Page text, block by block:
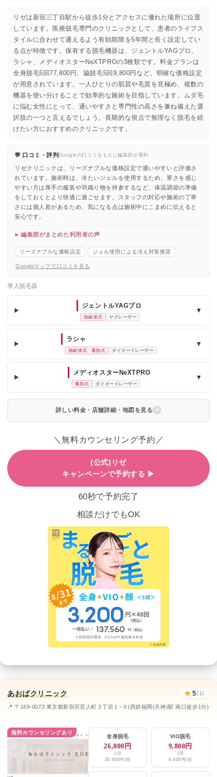
リゼは新宿三丁目駅から徒歩1分とアクセスに優れた場所に位置
しています。医療脱毛専門のクリニックとして、患者のライフス
タイルに合わせて通えるよう有効期限を5年間と長く設定してい
る点が特徴です。保有する脱毛機器は、ジェントルYAGプロ、
ラシャ、メディオスターNeXTPROの3種類です。料金プランは
全身脱毛5回77,800円、脇脱毛5回9,800円など、明確な価格設定
が用意されています。一人ひとりの肌質や毛質を見極め、複数の
機器を使い分けることで効率的な施術を目指しています。ムダ毛
に悩む女性にとって、通いやすさと専門性の高さを兼ね備えた選
択肢の一つと言えるでしょう。長期的な視点で無理なく脱毛を続
けたい方におすすめのクリニックです。
💬 口コミ・評判Googleの口コミをもとに編集部が要約
リゼクリニックは、リーズナブルな価格設定で通いやすいと評価さ
れています。施術時は、冷たいジェルを使用するため、寒さを感じ
やすい方は厚手の服装や羽織り物を持参するなど、体温調節の準備
をしておくとより快適に過ごせます。スタッフの対応や施術の丁寧
さには個人差があるため、気になる点は施術中にこまめに伝えると
安心です。
編集部がまとめた利用者の声
リーズナブルな価格設定 ジェル使用による冷え対策推奨
Googleマップで口コミを見る
導入脱毛器
ジェントルYAGプロ
熱破壊式 ヤグレーザー
▼
ラシャ
熱破壊式、蓄熱式 ダイオードレーザー
▼
メディオスターNeXTPRO
蓄熱式 ダイオードレーザー
▼
詳しい料金・店舗詳細・地図を見る
＼無料カウンセリング予約／
(公式)リゼ
キャンペーンで予約する ▶
60秒で予約完了
相談だけでもOK
あおばクリニック ★ 5(1)
📍 〒169-0073 東京都新宿区百人町３丁目１−６(西鉄福岡(天神)駅 南口徒歩1分)
無料カウンセリングあり
全身脱毛
26,800円
1回
26,800円/回
VIO脱毛
9,800円
1回
9,800円/回